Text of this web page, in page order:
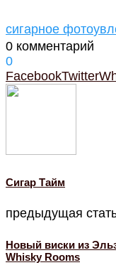
сигарное фото
0 комментарий
0
FacebookTwitter
Cигар Тайм
предыдущая
Новый виски из
Whisky Rooms